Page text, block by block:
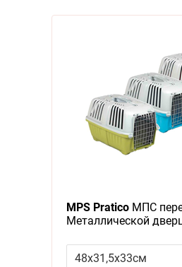
MPS PraticoМПС
Металлической
(указывайте цвет в
к заказу)
48х31,5х33см